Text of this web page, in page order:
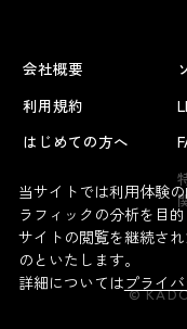
会社概要
利用規約
はじめての方へ
©
当サイトでは利用体験
ラフィックの分析を目
サイトの閲覧を継続さ
のといたします。
詳細についてはプライ